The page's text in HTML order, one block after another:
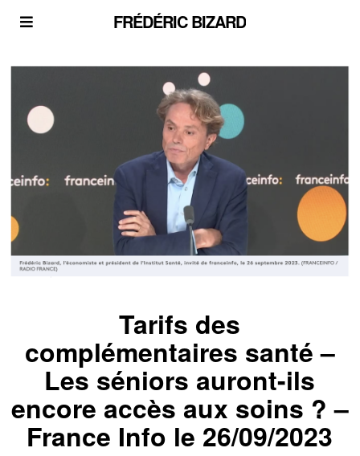
FRÉDÉRIC BIZARD
Tarifs des
complémentaires santé –
Les séniors auront-ils
encore accès aux soins ? –
France Info le 26/09/2023